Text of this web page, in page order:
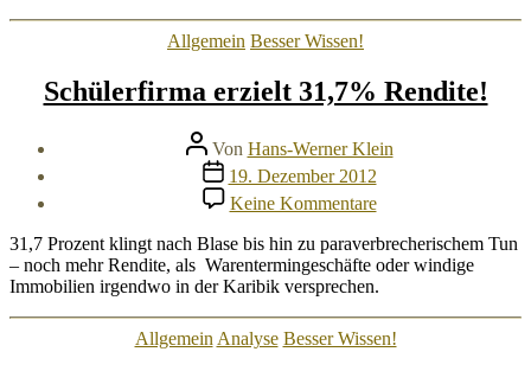
Kategorien
Allgemein Besser Wissen!
Schülerfirma erzielt 31,7% Rendite!
Beitragsautor
Von Hans-Werner Klein
Veröffentlichungsdatum
19. Dezember 2012
Keine Kommentarezu
Schülerfirma
erzielt
31,7%
31,7 Prozent klingt nach Blase bis hin zu paraverbrecherischem Tun
– noch mehr Rendite, als Warentermingeschäfte oder windige
Immobilien irgendwo in der Karibik versprechen.
Kategorien
Allgemein Analyse Besser Wissen!